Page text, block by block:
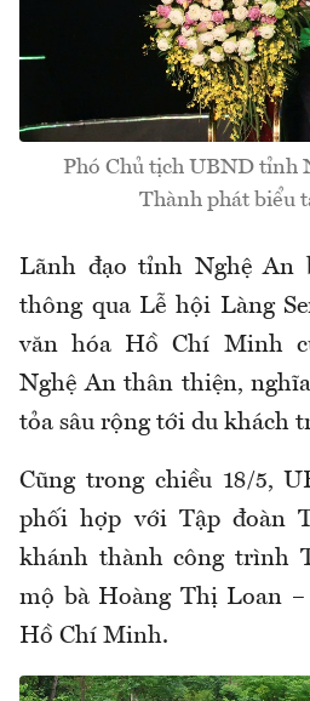
Phó Chủ tịch UBND tỉnh
Thành phát biểu
Lãnh đạo tỉnh Nghệ An
thông qua Lễ hội Làng
văn hóa Hồ Chí Minh
Nghệ An thân thiện,
tỏa sâu rộng tới du khách
Cũng trong chiều 18/5,
phối hợp với Tập đoàn
khánh thành công trình
mộ bà Hoàng Thị Loan
Hồ Chí Minh.